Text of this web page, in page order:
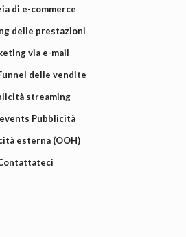
di e-commerce
delle prestazioni
via e-mail
delle vendite
streaming
Pubblicità
esterna (OOH)